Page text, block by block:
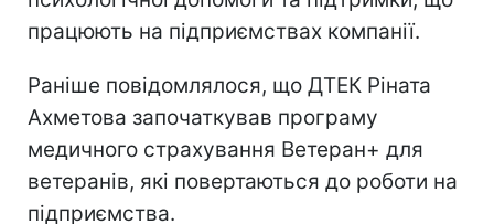
працюють на підприємствах компанії.
Раніше повідомлялося, що ДТЕК Ріната
Ахметова започаткував програму
медичного страхування Ветеран+ для
ветеранів, які повертаються до роботи на
підприємства.